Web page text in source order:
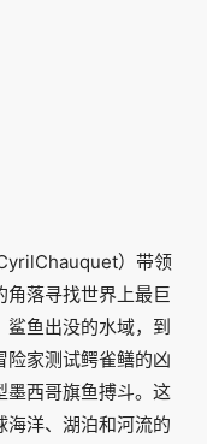
）带领
角落寻找世界上最巨
鲨鱼出没的水域，到
险家测试鳄雀鳝的凶
墨西哥旗鱼搏斗。这
海洋、湖泊和河流的